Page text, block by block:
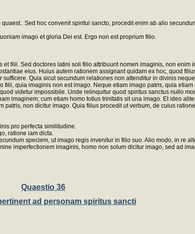
Sed hoc convenit spiritui sancto, procedit enim ab alio
imago et gloria Dei est. Ergo non est proprium filio.
filii. Sed doctores latini soli filio attribuunt nomen imaginis, non enim
eius. Huius autem rationem assignant quidam ex hoc, quod
Quia sicut secundum relationes non attenditur in divinis
quia imaginis non est imago. Neque etiam imago patris, quia
videtur impossibile. Unde relinquitur quod spiritus sanctus nullo
imaginem; cum etiam homo totius trinitatis sit una imago. Et ideo
non dicitur imago. Quia filius procedit ut verbum, de cuius
pro perfecta similitudine.
ratione iam dicta.
speciem, ut imago regis invenitur in filio suo. Alio modo, in re
imperfectionem imaginis, homo non solum dicitur imago, sed ad
Quaestio 36
ad personam spiritus sancti